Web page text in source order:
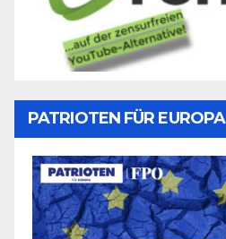
PATRIOTEN FÜR EUROPA